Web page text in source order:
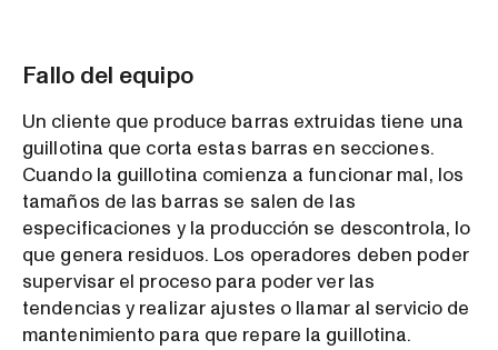
Fallo del equipo
Un cliente que produce barras extruidas tiene una
guillotina que corta estas barras en secciones.
Cuando la guillotina comienza a funcionar mal, los
tamaños de las barras se salen de las
especificaciones y la producción se descontrola, lo
que genera residuos. Los operadores deben poder
supervisar el proceso para poder ver las
tendencias y realizar ajustes o llamar al servicio de
mantenimiento para que repare la guillotina.